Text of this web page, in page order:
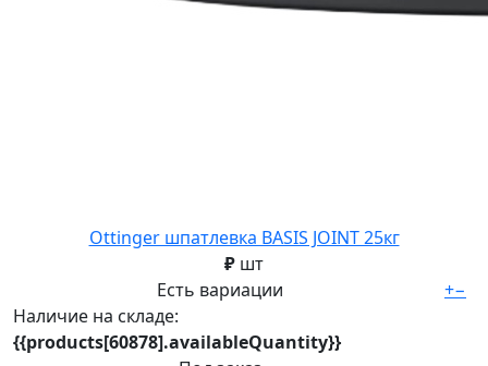
Ottinger шпатлевка BASIS JOINT 25кг
₽ шт
Есть вариации
Наличие на складе:
{{products[60878].availableQuantity}}
+−